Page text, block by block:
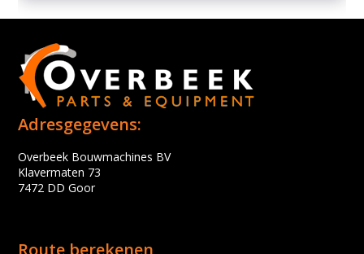
Adresgegevens:
Overbeek Bouwmachines BV
Klavermaten 73
7472 DD Goor